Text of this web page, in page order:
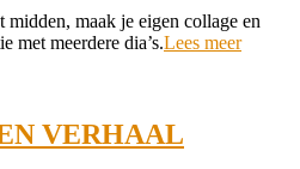
midden, maak je eigen collage en
met meerdere dia’s.Lees meer
VERHAAL